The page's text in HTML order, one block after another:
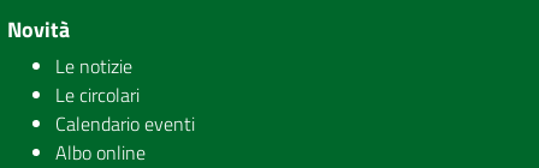
Novità
Le notizie
Le circolari
Calendario eventi
Albo online